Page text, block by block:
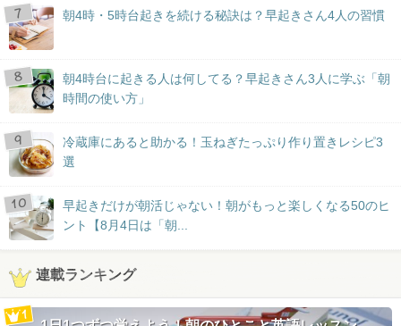
朝4時・5時台起きを続ける秘訣は？早起きさん4人の習慣
朝4時台に起きる人は何してる？早起きさん3人に学ぶ「朝
時間の使い方」
冷蔵庫にあると助かる！玉ねぎたっぷり作り置きレシピ3
選
早起きだけが朝活じゃない！朝がもっと楽しくなる50のヒ
ント【8月4日は「朝...
連載ランキング